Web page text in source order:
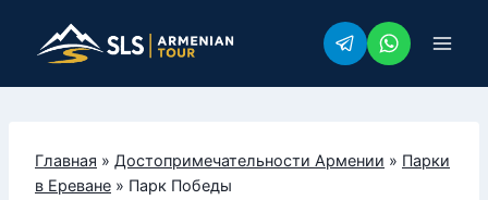
Главная » Достопримечательности Армении » Парки
в Ереване » Парк Победы